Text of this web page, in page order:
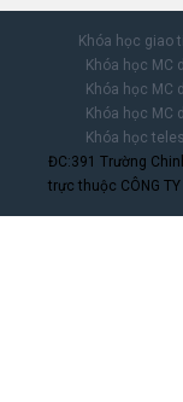
Khóa học giao
Khóa học MC
Khóa học MC
Khóa học MC
Khóa học
ĐC:391 Trường
trực thuộc CÔNG TY